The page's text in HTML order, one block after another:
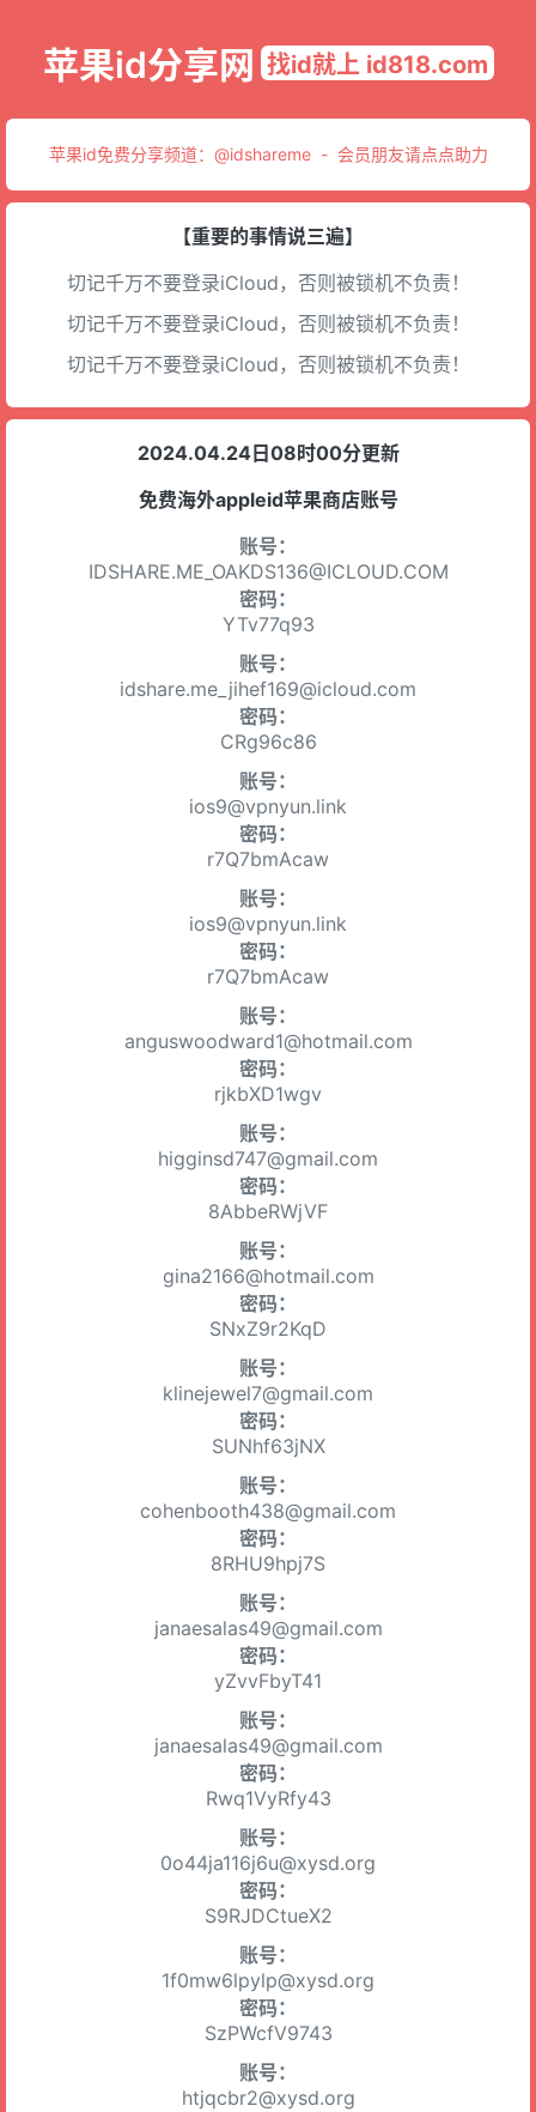
苹果id分享网 找id就上 id818.com
苹果id免费分享频道： @idshareme- 会员朋友请点点助力
【重要的事情说三遍】
切记千万不要登录iCloud，否则被锁机不负责！
切记千万不要登录iCloud，否则被锁机不负责！
切记千万不要登录iCloud，否则被锁机不负责！
2024.04.24日08时00分更新
免费海外appleid苹果商店账号
账号：
IDSHARE.ME_OAKDS136@ICLOUD.COM
密码：
YTv77q93
账号：
idshare.me_jihef169@icloud.com
密码：
CRg96c86
账号：
ios9@vpnyun.link
密码：
r7Q7bmAcaw
账号：
ios9@vpnyun.link
密码：
r7Q7bmAcaw
账号：
anguswoodward1@hotmail.com
密码：
rjkbXD1wgv
账号：
higginsd747@gmail.com
密码：
8AbbeRWjVF
账号：
gina2166@hotmail.com
密码：
SNxZ9r2KqD
账号：
klinejewel7@gmail.com
密码：
SUNhf63jNX
账号：
cohenbooth438@gmail.com
密码：
8RHU9hpj7S
账号：
janaesalas49@gmail.com
密码：
yZvvFbyT41
账号：
janaesalas49@gmail.com
密码：
Rwq1VyRfy43
账号：
0o44ja116j6u@xysd.org
密码：
S9RJDCtueX2
账号：
1f0mw6lpylp@xysd.org
密码：
SzPWcfV9743
账号：
htjqcbr2@xysd.org